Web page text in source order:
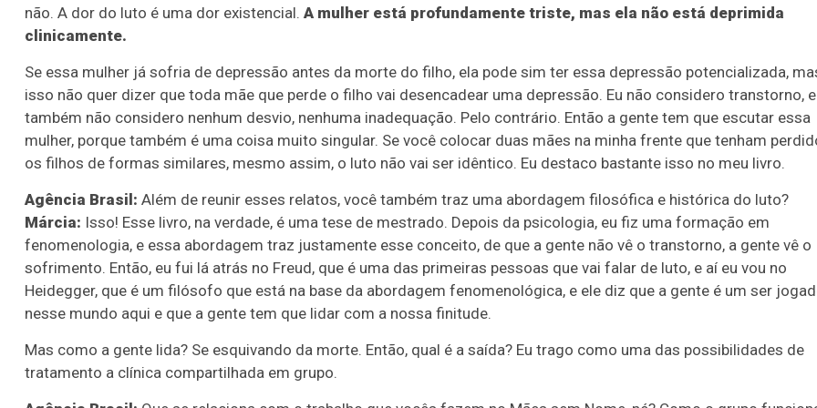
não. A dor do luto é uma dor existencial. A mulher está profundamente triste, mas ela não está deprimida
clinicamente.
Se essa mulher já sofria de depressão antes da morte do filho, ela pode sim ter essa depressão potencializada,
isso não quer dizer que toda mãe que perde o filho vai desencadear uma depressão. Eu não considero transtorno, e
também não considero nenhum desvio, nenhuma inadequação. Pelo contrário. Então a gente tem que escutar essa
mulher, porque também é uma coisa muito singular. Se você colocar duas mães na minha frente que tenham
os filhos de formas similares, mesmo assim, o luto não vai ser idêntico. Eu destaco bastante isso no meu livro.
Agência Brasil: Além de reunir esses relatos, você também traz uma abordagem filosófica e histórica do luto?
Márcia: Isso! Esse livro, na verdade, é uma tese de mestrado. Depois da psicologia, eu fiz uma formação em
fenomenologia, e essa abordagem traz justamente esse conceito, de que a gente não vê o transtorno, a gente vê o
sofrimento. Então, eu fui lá atrás no Freud, que é uma das primeiras pessoas que vai falar de luto, e aí eu vou no
Heidegger, que é um filósofo que está na base da abordagem fenomenológica, e ele diz que a gente é um ser
nesse mundo aqui e que a gente tem que lidar com a nossa finitude.
Mas como a gente lida? Se esquivando da morte. Então, qual é a saída? Eu trago como uma das possibilidades de
tratamento a clínica compartilhada em grupo.